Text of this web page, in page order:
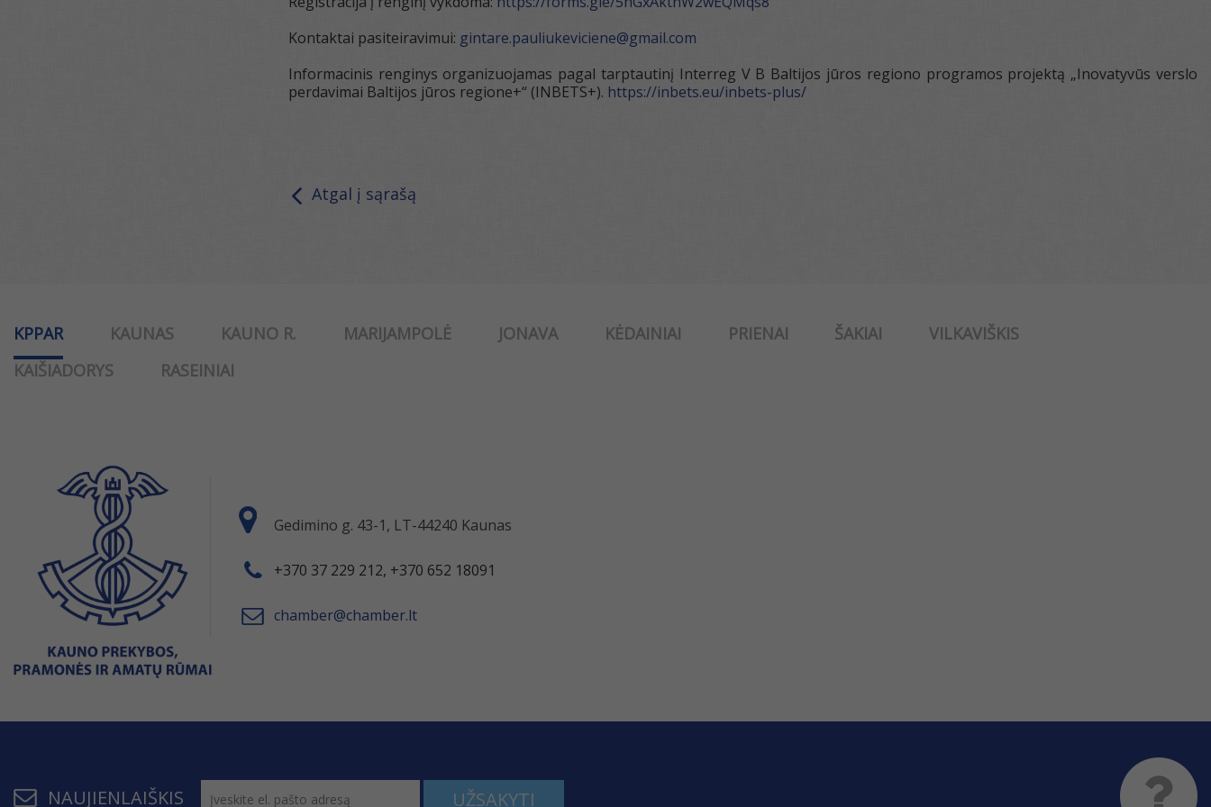
Kontaktai pasiteiravimui: gintare.pauliukeviciene@gmail.com
Informacinis renginys organizuojamas pagal tarptautinį Interreg V B Baltijos jūros regiono programos projektą „Inovatyvūs verslo
perdavimai Baltijos jūros regione+“ (INBETS+). https://inbets.eu/inbets-plus/
Atgal į sąrašą
KPPAR KAUNAS KAUNO R. MARIJAMPOLĖ JONAVA KĖDAINIAI PRIENAI ŠAKIAI
VILKAVIŠKIS
KAIŠIADORYS
RASEINIAI
Gedimino g. 43-1, LT-44240 Kaunas
+370 37 229 212, +370 652 18091
chamber@chamber.lt
NAUJIENLAIŠKIS UŽSAKYTI